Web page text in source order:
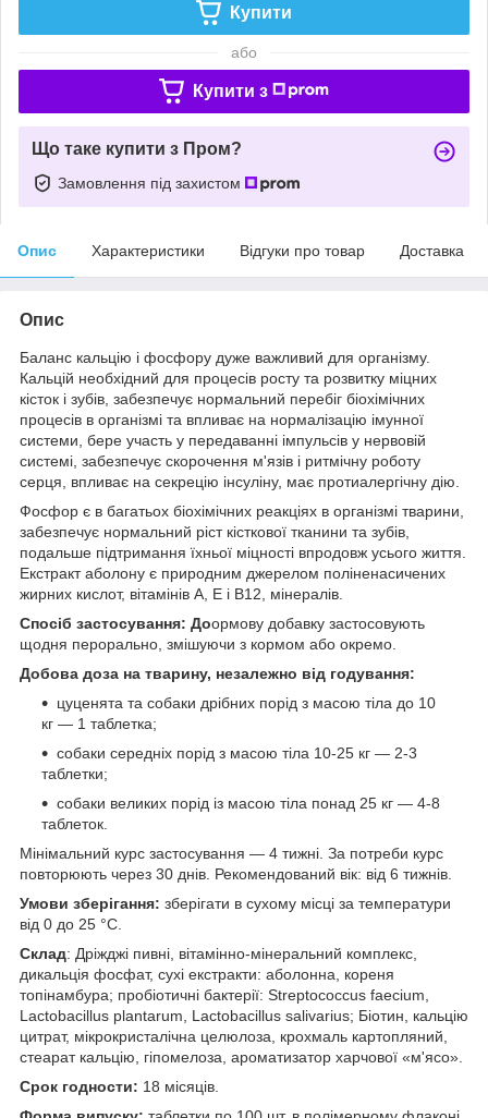
Купити
або
Купити з
Що таке купити з Пром?
Замовлення під захистом
Опис Характеристики Відгуки про товар Доставка
Опис
Баланс кальцію і фосфору дуже важливий для організму.
Кальцій необхідний для процесів росту та розвитку міцних
кісток і зубів, забезпечує нормальний перебіг біохімічних
процесів в організмі та впливає на нормалізацію імунної
системи, бере участь у передаванні імпульсів у нервовій
системі, забезпечує скорочення м'язів і ритмічну роботу
серця, впливає на секрецію інсуліну, має протиалергічну дію.
Фосфор є в багатьох біохімічних реакціях в організмі тварини,
забезпечує нормальний ріст кісткової тканини та зубів,
подальше підтримання їхньої міцності впродовж усього життя.
Екстракт аболону є природним джерелом поліненасичених
жирних кислот, вітамінів А, Е і В12, мінералів.
Спосіб застосування: Доормову добавку застосовують
щодня перорально, змішуючи з кормом або окремо.
Добова доза на тварину, незалежно від годування:
цуценята та собаки дрібних порід з масою тіла до 10
кг — 1 таблетка;
собаки середніх порід з масою тіла 10-25 кг — 2-3
таблетки;
собаки великих порід із масою тіла понад 25 кг — 4-8
таблеток.
Мінімальний курс застосування — 4 тижні. За потреби курс
повторюють через 30 днів. Рекомендований вік: від 6 тижнів.
Умови зберігання: зберігати в сухому місці за температури
від 0 до 25 °C.
Склад: Дріжджі пивні, вітамінно-мінеральний комплекс,
дикальція фосфат, сухі екстракти: аболонна, кореня
топінамбура; пробіотичні бактерії: Streptococcus faecium,
Lactobacillus plantarum, Lactobacillus salivarius; Біотин, кальцію
цитрат, мікрокристалічна целюлоза, крохмаль картопляний,
стеарат кальцію, гіпомелоза, ароматизатор харчової «м'ясо».
Срок годности: 18 місяців.